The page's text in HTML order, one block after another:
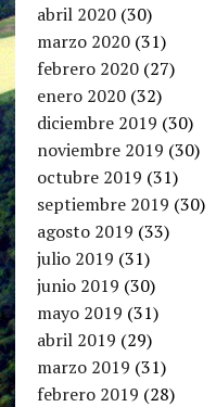
abril 2020(30)
marzo 2020(31)
febrero 2020(27)
enero 2020(32)
diciembre 2019 (30)
noviembre 2019 (30)
octubre 2019 (31)
septiembre 2019 (30)
agosto 2019 (33)
julio 2019 (31)
junio 2019 (30)
mayo 2019 (31)
abril 2019 (29)
marzo 2019 (31)
febrero 2019 (28)